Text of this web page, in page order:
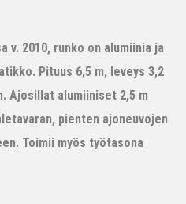
v. 2010, runko on alumiinia ja
Pituus 6,5 m, leveys 3,2
Ajosillat alumiiniset 2,5 m
pienten ajoneuvojen
Toimii myös työtasona